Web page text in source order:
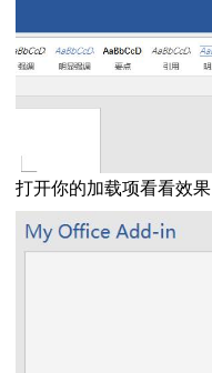
打开你的加载项看看效果